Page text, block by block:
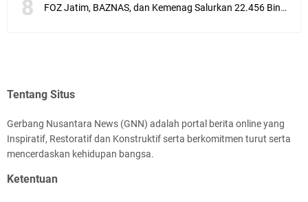
FOZ Jatim, BAZNAS, dan Kemenag Salurkan 22.456 Bingkisan Lebaran Yatim Serentak di Berbagai Daerah di Jawa Timur
Tentang Situs
Gerbang Nusantara News (GNN) adalah portal berita online yang
Inspiratif, Restoratif dan Konstruktif serta berkomitmen turut serta
mencerdaskan kehidupan bangsa.
Ketentuan